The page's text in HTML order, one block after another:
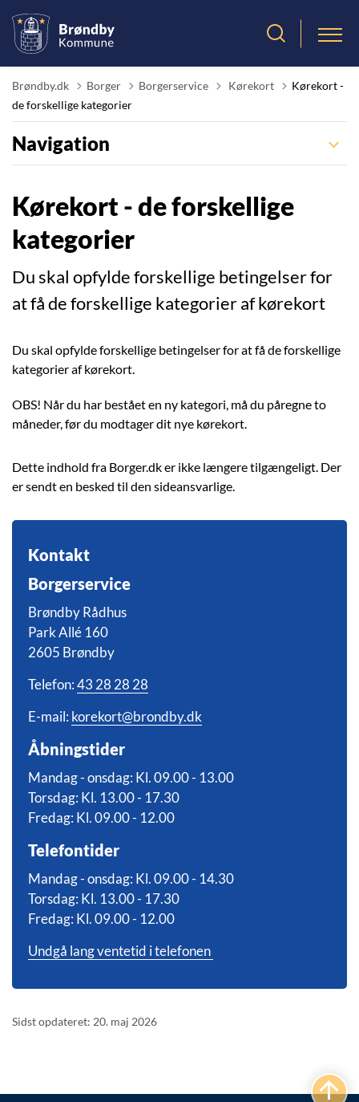
Brøndby.dk Borger Borgerservice Tilbage til
Kørekort
Kørekort -
de forskellige kategorier
Navigation
Kørekort - de forskellige
kategorier
Du skal opfylde forskellige betingelser for
at få de forskellige kategorier af kørekort
Du skal opfylde forskellige betingelser for at få de forskellige
kategorier af kørekort.
OBS! Når du har bestået en ny kategori, må du påregne to
måneder, før du modtager dit nye kørekort.
Dette indhold fra Borger.dk er ikke længere tilgængeligt. Der
er sendt en besked til den sideansvarlige.
Kontakt
Borgerservice
Brøndby Rådhus
Park Allé 160
2605 Brøndby
Telefon:43 28 28 28
E-mail: korekort@brondby.dk
Åbningstider
Mandag - onsdag: Kl. 09.00 - 13.00
Torsdag: Kl. 13.00 - 17.30
Fredag: Kl. 09.00 - 12.00
Telefontider
Mandag - onsdag: Kl. 09.00 - 14.30
Torsdag: Kl. 13.00 - 17.30
Fredag: Kl. 09.00 - 12.00
Undgå lang ventetid i telefonen
Sidst opdateret: 20. maj 2026